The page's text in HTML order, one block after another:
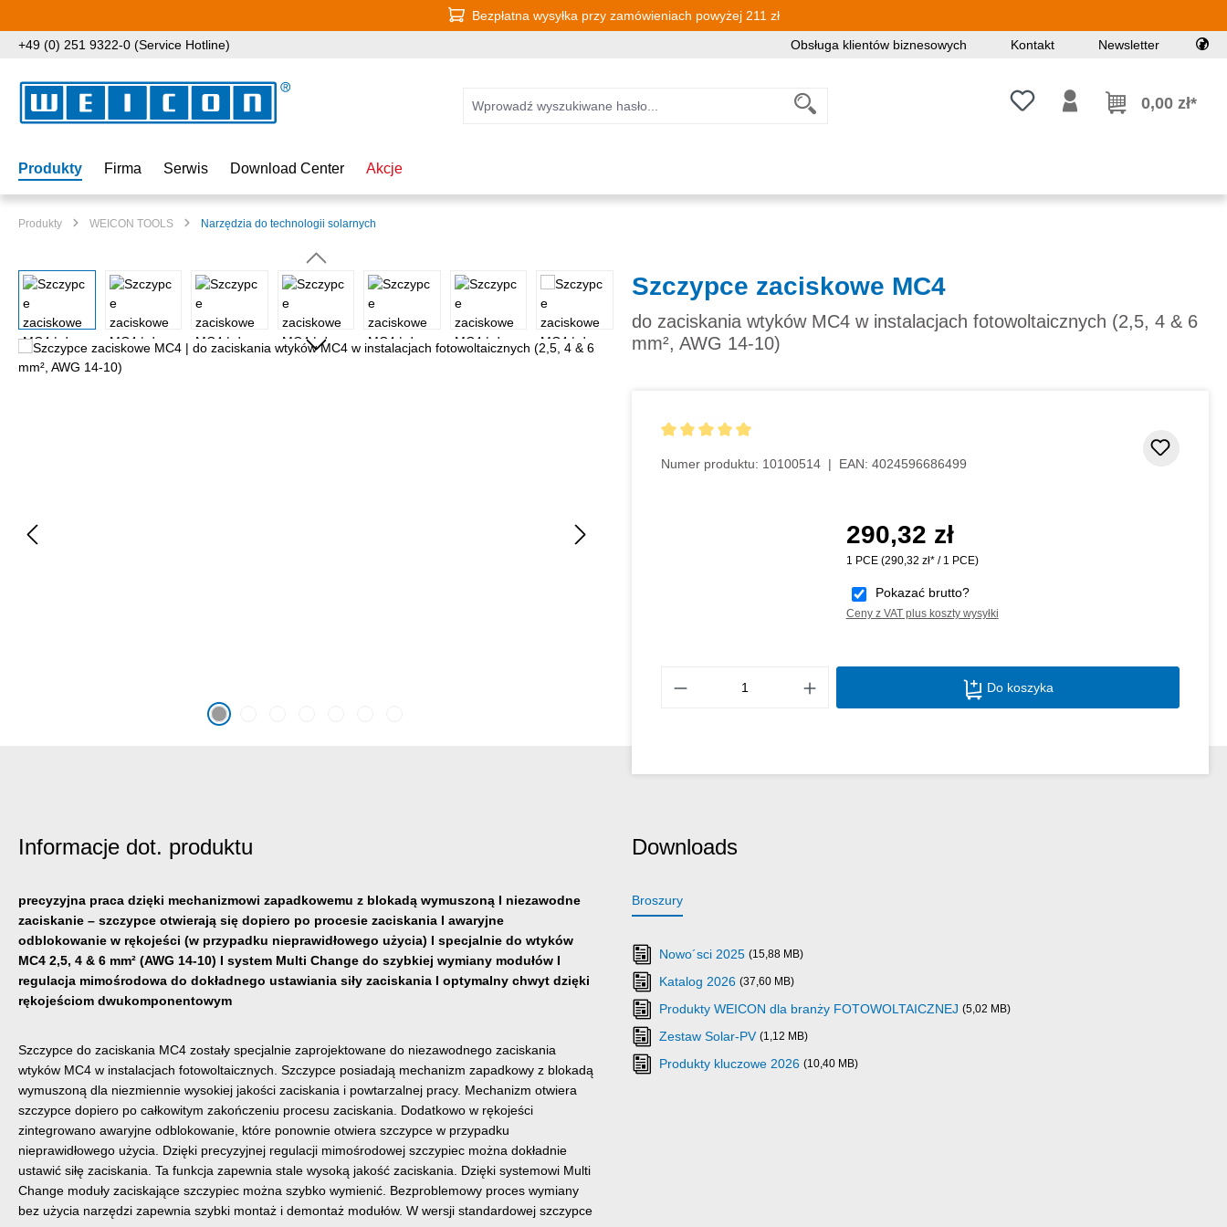
Bezpłatna wysyłka przy zamówieniach powyżej 211 zł
+49 (0) 251 9322-0 (Service Hotline) Obsługa klientów biznesowych Kontakt Newsletter
Masz 0 przedmioty na liście
0,00 zł*
Produkty Firma Serwis Download Center Akcje
Produkty WEICON TOOLS Narzędzia do technologii solarnych
Pomiń galerię zdjęć Szczypce zaciskowe MC4
do zaciskania wtyków MC4 w instalacjach fotowoltaicznych (2,5, 4 & 6
mm², AWG 14-10)
Numer produktu: 10100514 | EAN: 4024596686499
Cena regularna:
290,32 zł
1 PCE (290,32 zł* / 1 PCE)
Pokazać brutto?
Ceny z VAT plus koszty wysyłki
Ilość produktu: Wprowadź żądaną ilość
Do koszyka
Informacje dot. produktu
precyzyjna praca dzięki mechanizmowi zapadkowemu z blokadą wymuszoną I niezawodne
zaciskanie – szczypce otwierają się dopiero po procesie zaciskania I awaryjne
odblokowanie w rękojeści (w przypadku nieprawidłowego użycia) I specjalnie do wtyków
MC4 2,5, 4 & 6 mm² (AWG 14-10) I system Multi Change do szybkiej wymiany modułów I
regulacja mimośrodowa do dokładnego ustawiania siły zaciskania I optymalny chwyt dzięki
rękojeściom dwukomponentowym
Szczypce do zaciskania MC4 zostały specjalnie zaprojektowane do niezawodnego zaciskania
wtyków MC4 w instalacjach fotowoltaicznych. Szczypce posiadają mechanizm zapadkowy z blokadą
wymuszoną dla niezmiennie wysokiej jakości zaciskania i powtarzalnej pracy. Mechanizm otwiera
szczypce dopiero po całkowitym zakończeniu procesu zaciskania. Dodatkowo w rękojeści
zintegrowano awaryjne odblokowanie, które ponownie otwiera szczypce w przypadku
nieprawidłowego użycia. Dzięki precyzyjnej regulacji mimośrodowej szczypiec można dokładnie
ustawić siłę zaciskania. Ta funkcja zapewnia stale wysoką jakość zaciskania. Dzięki systemowi Multi
Change moduły zaciskające szczypiec można szybko wymienić. Bezproblemowy proces wymiany
bez użycia narzędzi zapewnia szybki montaż i demontaż modułów. W wersji standardowej szczypce
Downloads
Broszury
Nowo´sci 2025 (15,88 MB)
Katalog 2026 (37,60 MB)
Produkty WEICON dla branży FOTOWOLTAICZNEJ (5,02 MB)
Zestaw Solar-PV (1,12 MB)
Produkty kluczowe 2026 (10,40 MB)